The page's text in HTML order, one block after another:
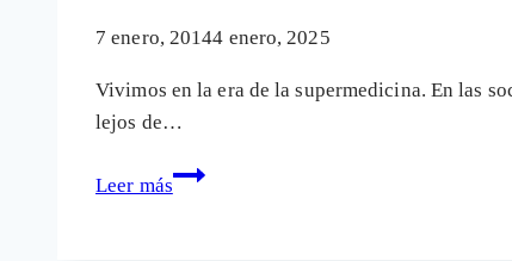
7 enero, 20144 enero, 2025
Vivimos en la era de la supermedicina. En las
lejos de…
Leer más
Supermedicina: